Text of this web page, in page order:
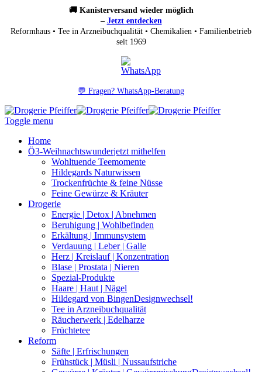
🚚 Kanisterversand wieder möglich
– Jetzt entdecken
Reformhaus • Tee in Arzneibuchqualität • Chemikalien • Familienbetrieb
seit 1969
💬 Fragen? WhatsApp-Beratung
Toggle menu
Home
Ö3-Weihnachtswunderjetzt mithelfen
Wohltuende Teemomente
Hildegards Naturwissen
Trockenfrüchte & feine Nüsse
Feine Gewürze & Kräuter
Drogerie
Energie | Detox | Abnehmen
Beruhigung | Wohlbefinden
Erkältung | Immunsystem
Verdauung | Leber | Galle
Herz | Kreislauf | Konzentration
Blase | Prostata | Nieren
Spezial-Produkte
Haare | Haut | Nägel
Hildegard von BingenDesignwechsel!
Tee in Arzneibuchqualität
Räucherwerk | Edelharze
Früchtetee
Reform
Säfte | Erfrischungen
Frühstück | Müsli | Nussaufstriche